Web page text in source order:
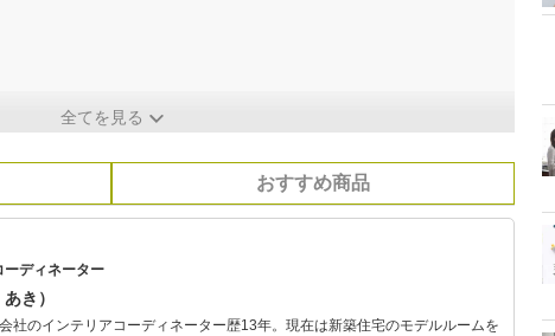
全てを見る
おすすめ商品
ディネーター
き）
社のインテリアコーディネーター歴13年。現在は新築住宅のモデルルームを